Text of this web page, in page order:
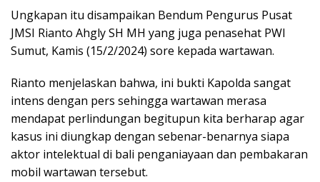
Ungkapan itu disampaikan Bendum Pengurus Pusat
JMSI Rianto Ahgly SH MH yang juga penasehat PWI
Sumut, Kamis (15/2/2024) sore kepada wartawan.
Rianto menjelaskan bahwa, ini bukti Kapolda sangat
intens dengan pers sehingga wartawan merasa
mendapat perlindungan begitupun kita berharap agar
kasus ini diungkap dengan sebenar-benarnya siapa
aktor intelektual di bali penganiayaan dan pembakaran
mobil wartawan tersebut.